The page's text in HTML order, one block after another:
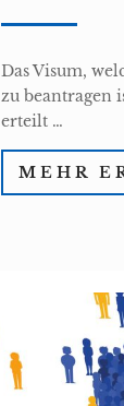
Das Visum,
zu beantragen
erteilt …
MEHR